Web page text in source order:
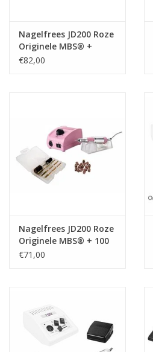
Nail Mist
Handcrème
Nagelfrees JD200 Roze
Originele MBS® +
Keramische frees
€82,00
Nagelfrees JD200 Roze
Originele MBS® + 100
stuks schuurrolletjes!
€71,00